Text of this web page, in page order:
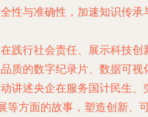
性与准确性，加速知识传承
在践行社会责任、展示科技创
质的数字纪录片、数据可视
讲述央企在服务国计民生、
等方面的故事，塑造创新、